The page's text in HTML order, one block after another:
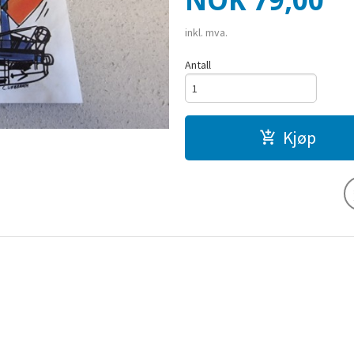
inkl. mva.
Antall
Kjøp